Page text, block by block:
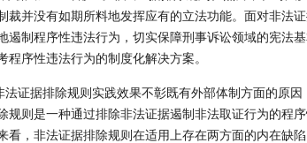
裁并没有如期所料地发挥应有的立法功能。面对非法
遏制程序性违法行为，切实保障刑事诉讼领域的宪法
序性违法行为的制度化解决方案。
证据排除规则实践效果不彰既有外部体制方面的原因
规则是一种通过排除非法证据遏制非法取证行为的程
看，非法证据排除规则在适用上存在两方面的内在缺